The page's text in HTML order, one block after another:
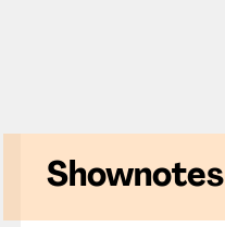
Shownotes